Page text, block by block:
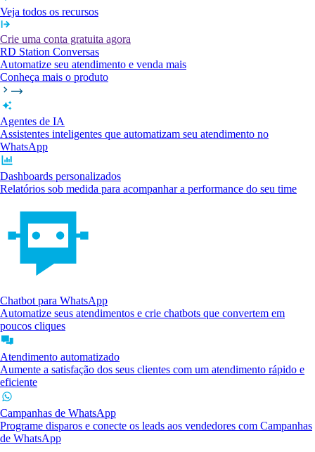
Veja todos os recursos
Crie uma conta gratuita agora
RD Station Conversas
Automatize seu atendimento e venda mais
Conheça mais o produto
Agentes de IA
Assistentes inteligentes que automatizam seu atendimento no
WhatsApp
Dashboards personalizados
Relatórios sob medida para acompanhar a performance do seu time
Chatbot para WhatsApp
Automatize seus atendimentos e crie chatbots que convertem em
poucos cliques
Atendimento automatizado
Aumente a satisfação dos seus clientes com um atendimento rápido e
eficiente
Campanhas de WhatsApp
Programe disparos e conecte os leads aos vendedores com Campanhas
de WhatsApp